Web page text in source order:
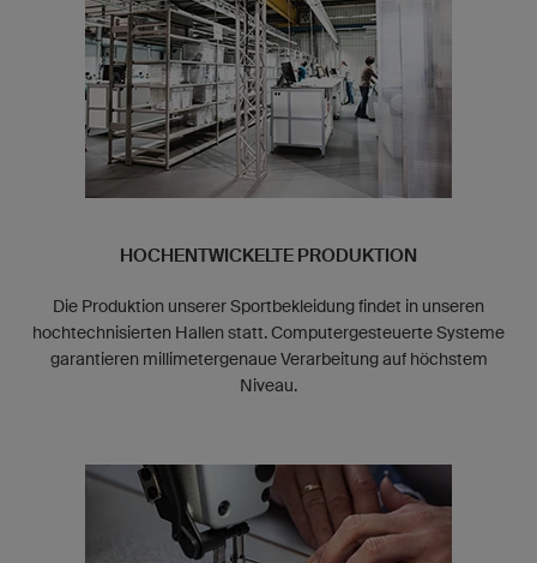
HOCHENTWICKELTE PRODUKTION
Die Produktion unserer Sportbekleidung findet in unseren
hochtechnisierten Hallen statt. Computergesteuerte Systeme
garantieren millimetergenaue Verarbeitung auf höchstem
Niveau.